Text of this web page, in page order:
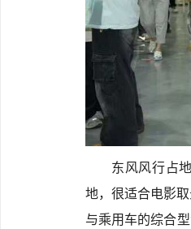
东风风行占
地，很适合电影
与乘用车的综合